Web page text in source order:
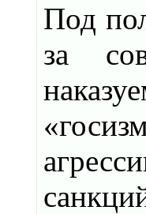
Под
за